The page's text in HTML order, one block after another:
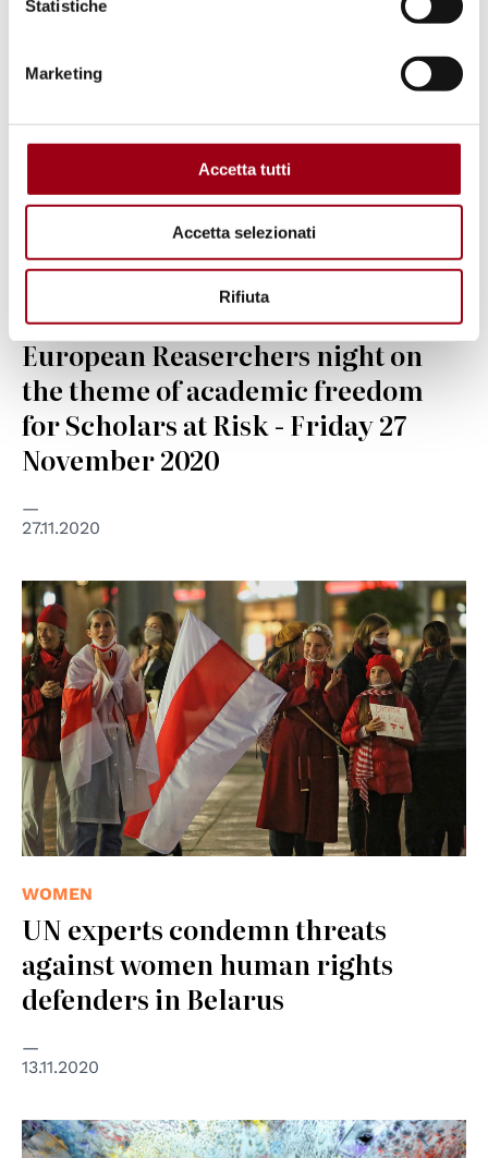
Statistiche
Marketing
Accetta tutti
Accetta selezionati
Rifiuta
ITALY
European Reaserchers night on
the theme of academic freedom
for Scholars at Risk - Friday 27
November 2020
27.11.2020
© Presseservice Rathenow
WOMEN
UN experts condemn threats
against women human rights
defenders in Belarus
13.11.2020
© UN Photo